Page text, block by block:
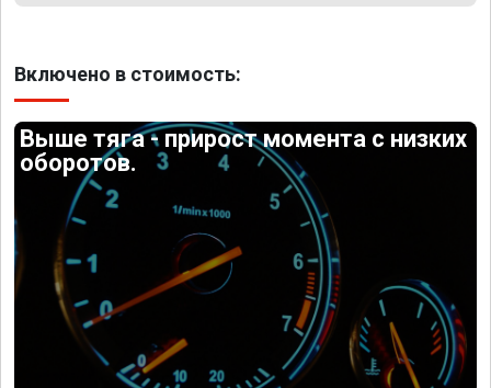
Включено в стоимость:
Выше тяга - прирост момента с низких
оборотов.